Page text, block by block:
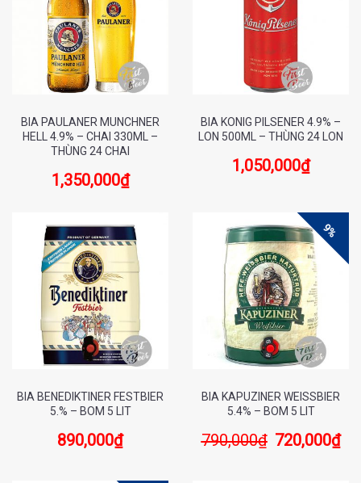
BIA KONIG PILSENER 4.9% –
LON 500ML – THÙNG 24 LON
1,050,000₫
BIA PAULANER MUNCHNER
HELL 4.9% – CHAI 330ML –
THÙNG 24 CHAI
1,350,000₫
9%
BIA KAPUZINER WEISSBIER
5.4% – BOM 5 LIT
790,000₫ 720,000₫
BIA BENEDIKTINER FESTBIER
5.% – BOM 5 LIT
890,000₫